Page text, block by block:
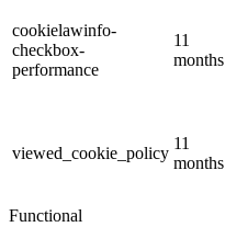
cookielawinfo-
checkbox-
performance
11
months
viewed_cookie_policy
11
months
Functional